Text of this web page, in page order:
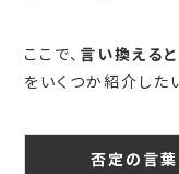
ここで、 言い換える
をいくつか紹介した
否定の言葉